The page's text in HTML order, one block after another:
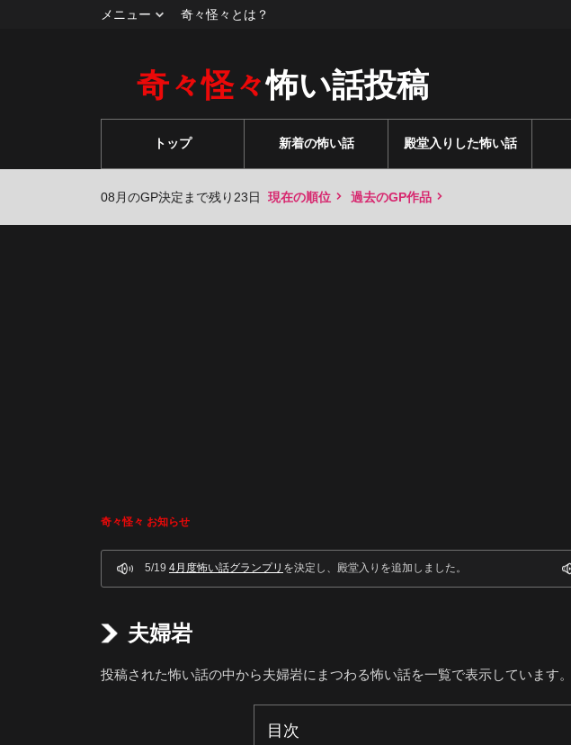
メニュー 奇々怪々とは？
奇々怪々怖い話投稿
トップ 新着の怖い話 殿堂入りした怖い話
08月のGP決定まで残り23日 現在の順位 過去のGP作品
奇々怪々 お知らせ
5/19 4月度怖い話グランプリ を決定し、殿堂入りを追加しました。
夫婦岩
投稿された怖い話の中から夫婦岩にまつわる怖い話を一覧で表示しています。
目次